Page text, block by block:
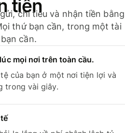
tiền
chi tiêu và nhận tiền bằng
thứ bạn cần, trong một tài
cần.
mọi nơi trên toàn cầu.
của bạn ở một nơi tiện lợi và
trong vài giây.